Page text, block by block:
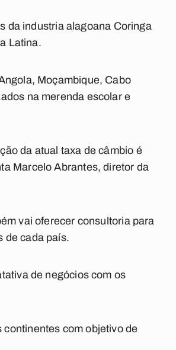
da industria alagoana Coringa
Latina.
Moçambique, Cabo
na merenda escolar e
da atual taxa de câmbio é
Marcelo Abrantes, diretor da
vai oferecer consultoria para
de cada país.
de negócios com os
com objetivo de